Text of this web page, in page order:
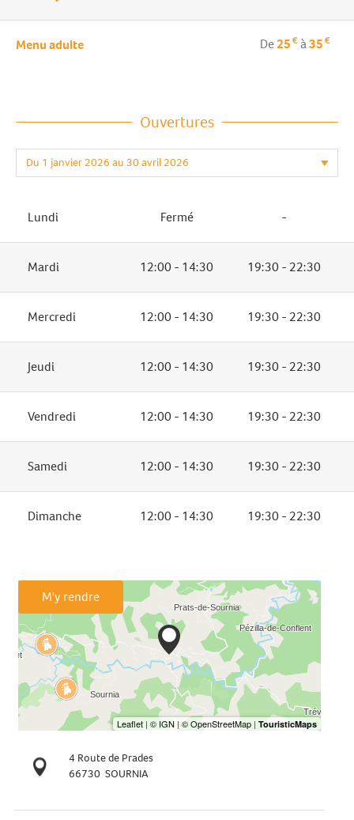
Menu adulte De25€à35€
Ouvertures
Lundi Fermé -
Mardi 12:00 - 14:30 19:30 - 22:30
Mercredi 12:00 - 14:30 19:30 - 22:30
Jeudi 12:00 - 14:30 19:30 - 22:30
Vendredi 12:00 - 14:30 19:30 - 22:30
Samedi 12:00 - 14:30 19:30 - 22:30
Dimanche 12:00 - 14:30 19:30 - 22:30
M'y rendre
4 Route de Prades
66730 SOURNIA